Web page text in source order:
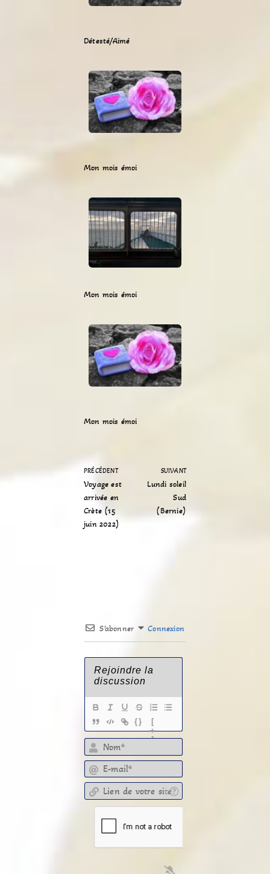
Détesté/Aimé
Mon mois émoi
Mon mois émoi
Mon mois émoi
PRÉCÉDENT
Voyage est
arrivée en
Crète (15
juin 2022)
SUIVANT
Lundi soleil
Sud
(Bernie)
S’abonner Connexion
{}
[
+
]